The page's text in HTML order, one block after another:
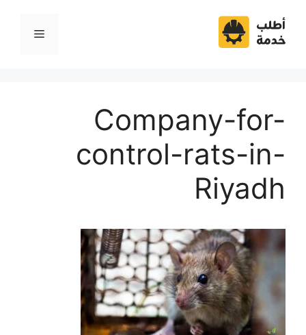
المحتوى
القائمة
Company-for-
control-rats-in-
Riyadh